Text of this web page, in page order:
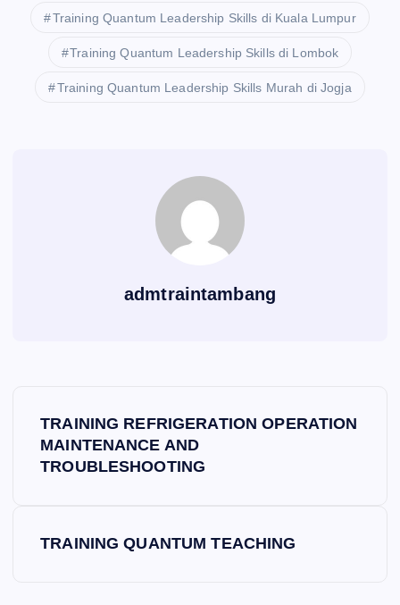
Training Quantum Leadership Skills di Kuala Lumpur
Training Quantum Leadership Skills di Lombok
Training Quantum Leadership Skills Murah di Jogja
admtraintambang
TRAINING REFRIGERATION OPERATION
MAINTENANCE AND
TROUBLESHOOTING
TRAINING QUANTUM TEACHING